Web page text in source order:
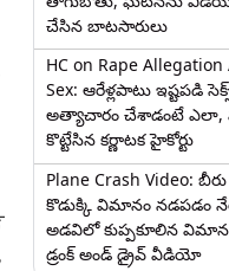
చేసిన బాటసారులు
HC on Rape
Sex: ఆరేళ్లపాటు ఇష్టపడి
అత్యాచారం చేశాడంటే ఎలా,
కొట్టేసిన కర్ణాటక హైకోర్టు
Plane Crash Video:
కొడుక్కి విమానం నడపడం
అడవిలో కుప్పకూలిన
డ్రంక్‌ అండ్ డ్రైవ్ వీడియో